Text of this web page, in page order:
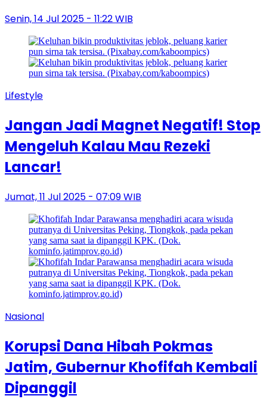
Senin, 14 Jul 2025 - 11:22 WIB
Lifestyle
Jangan Jadi Magnet Negatif! Stop
Mengeluh Kalau Mau Rezeki
Lancar!
Jumat, 11 Jul 2025 - 07:09 WIB
Nasional
Korupsi Dana Hibah Pokmas
Jatim, Gubernur Khofifah Kembali
Dipanggil